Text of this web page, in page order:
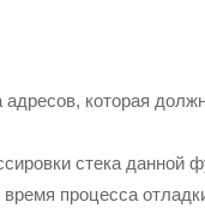
адресов, которая
стека данной
процесса